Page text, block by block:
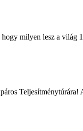
milyen lesz a világ
Teljesítménytúrára!